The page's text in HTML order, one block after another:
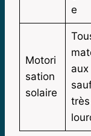
e
Motori
sation
solaire
aux
très